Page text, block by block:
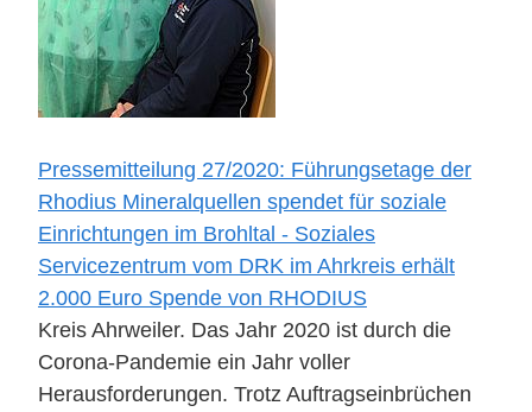
Pressemitteilung 27/2020: Führungsetage der
Rhodius Mineralquellen spendet für soziale
Einrichtungen im Brohltal - Soziales
Servicezentrum vom DRK im Ahrkreis erhält
2.000 Euro Spende von RHODIUS
Kreis Ahrweiler. Das Jahr 2020 ist durch die
Corona-Pandemie ein Jahr voller
Herausforderungen. Trotz Auftragseinbrüchen